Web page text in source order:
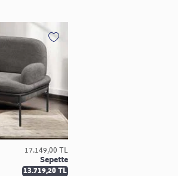
17.149,00 TL
Sepette
13.719,20 TL